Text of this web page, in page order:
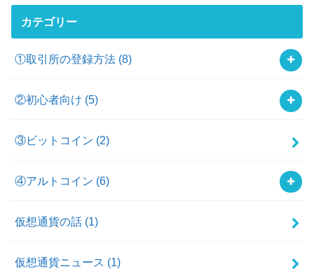
カテゴリー
①取引所の登録方法 (8)
②初心者向け (5)
③ビットコイン (2)
④アルトコイン (6)
仮想通貨の話 (1)
仮想通貨ニュース (1)